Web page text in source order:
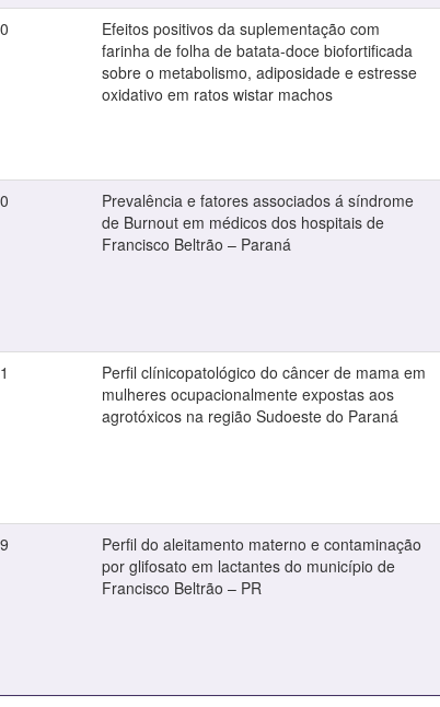
Efeitos positivos da suplementação com
farinha de folha de batata-doce biofortificada
sobre o metabolismo, adiposidade e estresse
oxidativo em ratos wistar machos
Prevalência e fatores associados á síndrome
de Burnout em médicos dos hospitais de
Francisco Beltrão – Paraná
Perfil clínicopatológico do câncer de mama em
mulheres ocupacionalmente expostas aos
agrotóxicos na região Sudoeste do Paraná
Perfil do aleitamento materno e contaminação
por glifosato em lactantes do município de
Francisco Beltrão – PR